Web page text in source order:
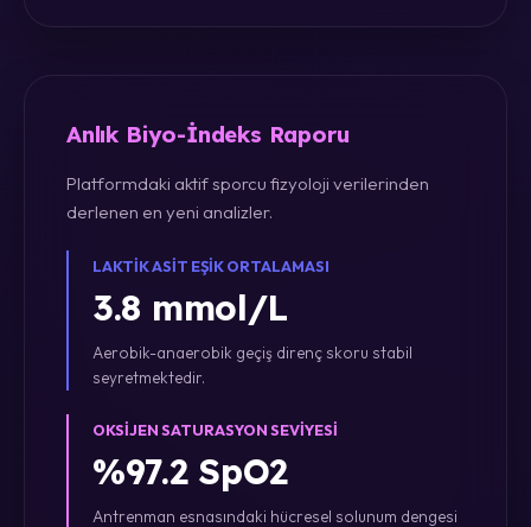
Anlık Biyo-İndeks Raporu
Platformdaki aktif sporcu fizyoloji verilerinden
derlenen en yeni analizler.
LAKTIK ASIT EŞIK ORTALAMASI
3.8 mmol/L
Aerobik-anaerobik geçiş direnç skoru stabil
seyretmektedir.
OKSIJEN SATURASYON SEVIYESI
%97.2 SpO2
Antrenman esnasındaki hücresel solunum dengesi